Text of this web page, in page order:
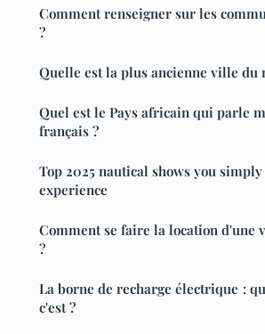
Comment renseigner sur les
?
Quelle est la plus ancienne ville du
Quel est le Pays africain qui parle
français ?
Top 2025 nautical shows you
experience
Comment se faire la location d'une
?
La borne de recharge électrique :
c'est ?